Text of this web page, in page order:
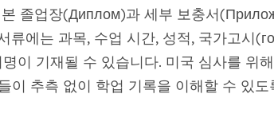
졸업장(Диплом)과 세부 보충서
에는 과목, 수업 시간, 성적, 국가고시
이 기재될 수 있습니다. 미국 심사를 위
이 추측 없이 학업 기록을 이해할 수 있